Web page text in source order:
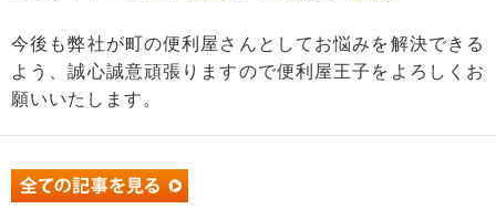
今後も弊社が町の便利屋さんとしてお悩みを解決できる
よう、誠心誠意頑張りますので便利屋王子をよろしくお
願いいたします。